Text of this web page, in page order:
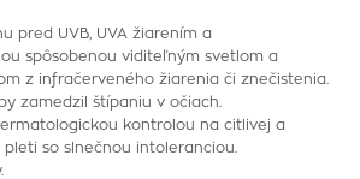
pred UVB, UVA žiarením a
spôsobenou viditeľným svetlom a
z infračerveného žiarenia či znečistenia.
zamedzil štípaniu v očiach.
kontrolou na citlivej a
so slnečnou intoleranciou.